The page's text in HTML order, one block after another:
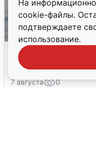
На
cookie-файлы.
подтверждаете
использование.
МЧС ответило
грохоте в
7 августа 0